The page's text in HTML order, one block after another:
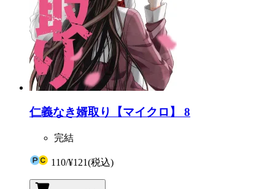
仁義なき婿取り【マイクロ】 8
完結
110/¥121(税込)